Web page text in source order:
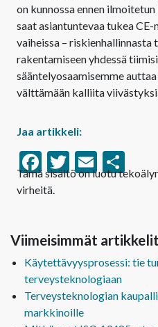
on kunnossa ennen
saat asiantuntevaa tukea
vaiheissa – riskienhallinnasta
rakentamiseen yhdessä
sääntelyosaamisemme
välttämään kalliita
Jaa artikkeli:
Facebook
Twitter
Email
Tämä sisältö on luotu
virheitä.
Viimeisimmät artikkelit
Käytettävyysprosessi: tie
terveysteknologiaan
Terveysteknologian
markkinoille